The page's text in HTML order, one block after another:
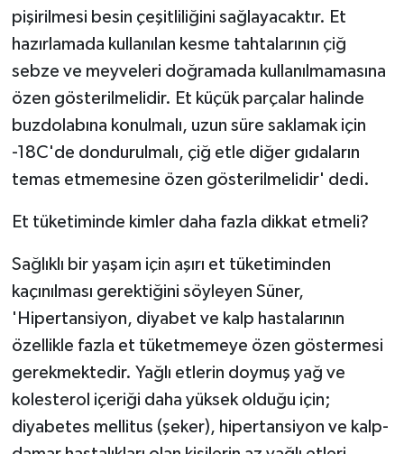
pişirilmesi besin çeşitliliğini sağlayacaktır. Et
hazırlamada kullanılan kesme tahtalarının çiğ
sebze ve meyveleri doğramada kullanılmamasına
özen gösterilmelidir. Et küçük parçalar halinde
buzdolabına konulmalı, uzun süre saklamak için
-18C'de dondurulmalı, çiğ etle diğer gıdaların
temas etmemesine özen gösterilmelidir' dedi.
Et tüketiminde kimler daha fazla dikkat etmeli?
Sağlıklı bir yaşam için aşırı et tüketiminden
kaçınılması gerektiğini söyleyen Süner,
'Hipertansiyon, diyabet ve kalp hastalarının
özellikle fazla et tüketmemeye özen göstermesi
gerekmektedir. Yağlı etlerin doymuş yağ ve
kolesterol içeriği daha yüksek olduğu için;
diyabetes mellitus (şeker), hipertansiyon ve kalp-